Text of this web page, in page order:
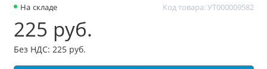
На складе Код товара: УТ000009582
225 руб.
Без НДС: 225 руб.